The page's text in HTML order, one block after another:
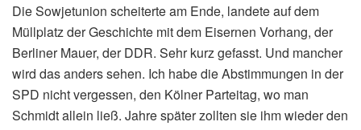
Die Sowjetunion scheiterte am Ende, landete auf dem
Müllplatz der Geschichte mit dem Eisernen Vorhang, der
Berliner Mauer, der DDR. Sehr kurz gefasst. Und mancher
wird das anders sehen. Ich habe die Abstimmungen in der
SPD nicht vergessen, den Kölner Parteitag, wo man
Schmidt allein ließ. Jahre später zollten sie ihm wieder den